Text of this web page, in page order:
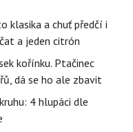
klasika a chuť předčí i
a jeden citrón
kořínku. Ptačinec
dá se ho ale zbavit
4 hlupáci dle